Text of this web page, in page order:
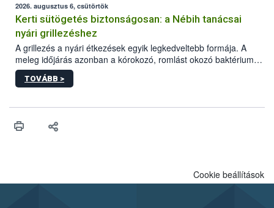
érésű szőlőkben is legyen lehetőség a károsító elleni további
védekezésre. Az Oroganic készítmény kis kiszerelésben kiskerti
felhasználók számára is elérhető és ökológiai termesztésben is
engedélyezett.
2026. augusztus 6, csütörtök
Kerti sütögetés biztonságosan: a Nébih tanácsai
nyári grillezéshez
A grillezés a nyári étkezések egyik legkedveltebb formája. A
meleg időjárás azonban a kórokozó, romlást okozó baktériumok
gyorsabb szaporodásának is kedvez. A szabadtéri sütögetés
ezért nem csupán a megfelelő sütési technikáról szól: legalább
higiéniai szabályok betartása, a megfelelő hőkezelés, valamint a
biztonsági Hivatal (Nébih) Oktatási Programja összegyűjtötte a
TOVÁBB >
Cookie beállítások